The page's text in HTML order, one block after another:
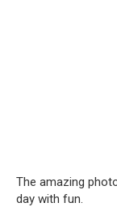
The amazing
day with fun.